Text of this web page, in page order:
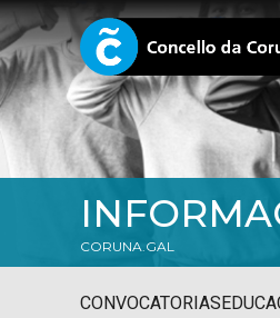
CORUNA.GAL
CONVOCATORIAS